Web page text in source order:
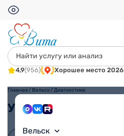
4,9(956) Хорошее место 2026
Вельск
Главная / Вельск /Диагностика
Услуги